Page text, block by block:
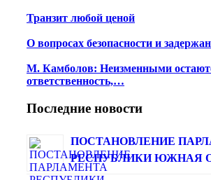
Транзит любой ценой
О вопросах безопасности и
М. Камболов: Неизменными
ответственность,…
Последние новости
ПОСТАНОВЛЕНИЕ
РЕСПУБЛИКИ ЮЖНАЯ